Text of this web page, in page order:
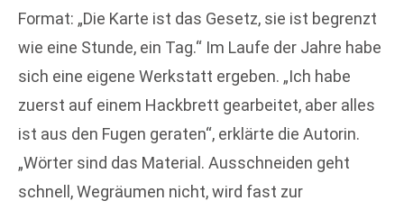
Format: „Die Karte ist das Gesetz, sie ist begrenzt
wie eine Stunde, ein Tag.“ Im Laufe der Jahre habe
sich eine eigene Werkstatt ergeben. „Ich habe
zuerst auf einem Hackbrett gearbeitet, aber alles
ist aus den Fugen geraten“, erklärte die Autorin.
„Wörter sind das Material. Ausschneiden geht
schnell, Wegräumen nicht, wird fast zur